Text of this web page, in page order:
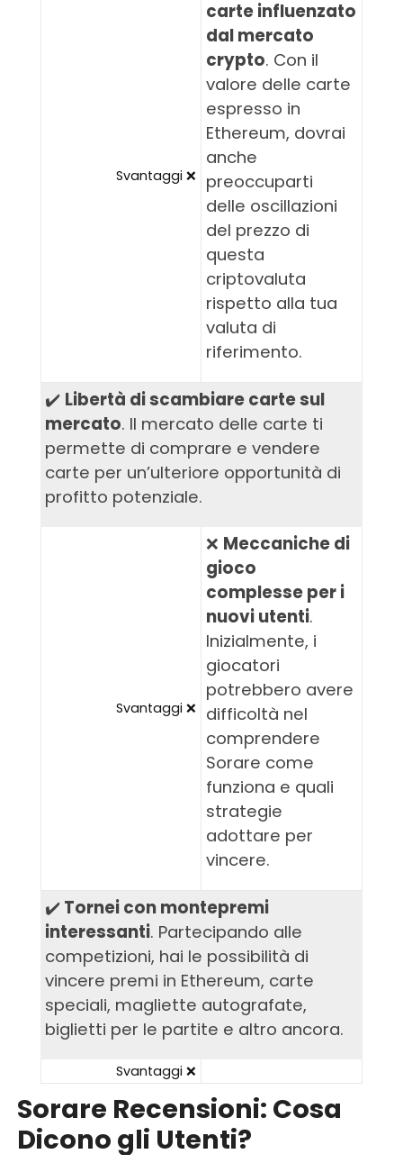
Svantaggi ❌
carte influenzato
dal mercato
crypto. Con il
valore delle carte
espresso in
Ethereum, dovrai
anche
preoccuparti
delle oscillazioni
del prezzo di
questa
criptovaluta
rispetto alla tua
valuta di
riferimento.
✔️ Libertà di scambiare carte sul
mercato. Il mercato delle carte ti
permette di comprare e vendere
carte per un’ulteriore opportunità di
profitto potenziale.
Svantaggi ❌
❌ Meccaniche di
gioco
complesse per i
nuovi utenti.
Inizialmente, i
giocatori
potrebbero avere
difficoltà nel
comprendere
Sorare come
funziona e quali
strategie
adottare per
vincere.
✔️ Tornei con montepremi
interessanti. Partecipando alle
competizioni, hai le possibilità di
vincere premi in Ethereum, carte
speciali, magliette autografate,
biglietti per le partite e altro ancora.
Svantaggi ❌
Sorare Recensioni: Cosa
Dicono gli Utenti?